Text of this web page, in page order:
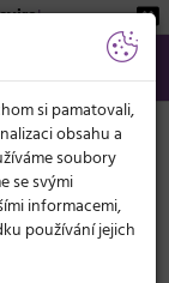
!
Kč
si pamatovali,
obsahu a
soubory
se svými
informacemi,
používání jejich